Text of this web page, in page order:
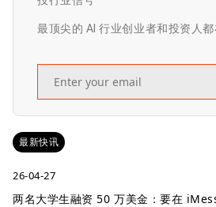
最顶尖的 AI 行业创业者和投资人
最新快讯
26-04-27
两名大学生融资 50 万美金：要在